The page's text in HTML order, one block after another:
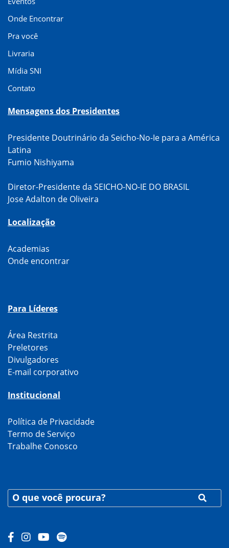
Onde Encontrar
Pra você
Livraria
Mídia SNI
Contato
Mensagens dos Presidentes
Presidente Doutrinário da Seicho-No-Ie para a América
Latina
Fumio Nishiyama
Diretor-Presidente da SEICHO-NO-IE DO BRASIL
Jose Adalton de Oliveira
Localização
Academias
Onde encontrar
Para Líderes
Área Restrita
Preletores
Divulgadores
E-mail corporativo
Institucional
Política de Privacidade
Termo de Serviço
Trabalhe Conosco